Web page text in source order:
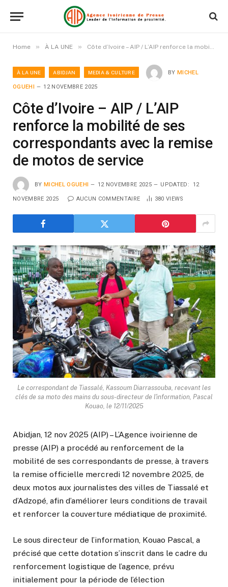
Home » À LA UNE » Côte d’Ivoire – AIP / L’AIP renforce la mobilité de ses correspondants avec la remise de motos de service
À LA UNE ABIDJAN MEDIA & CULTURE BY MICHEL
OGUEHI 12 NOVEMBRE 2025
Côte d’Ivoire – AIP / L’AIP
renforce la mobilité de ses
correspondants avec la remise
de motos de service
BY MICHEL OGUEHI 12 NOVEMBRE 2025 UPDATED: 12
NOVEMBRE 2025 AUCUN COMMENTAIRE 380 VIEWS
Le correspondant de Tiassalé, Kassoum Diarrassouba, recevant les
clés de sa moto des mains du sous-directeur de l'information, Pascal
Kouao, le 12/11/2025
Abidjan, 12 nov 2025 (AIP) – L’Agence ivoirienne de
presse (AIP) a procédé au renforcement de la
mobilité de ses correspondants de presse, à travers
la remise officielle mercredi 12 novembre 2025, de
deux motos aux journalistes des villes de Tiassalé et
d’Adzopé, afin d’améliorer leurs conditions de travail
et renforcer la couverture médiatique de proximité.
Le sous directeur de l’information, Kouao Pascal, a
précisé que cette dotation s’inscrit dans le cadre du
renforcement logistique de l’agence, prévu
initialement pour la période de l’élection